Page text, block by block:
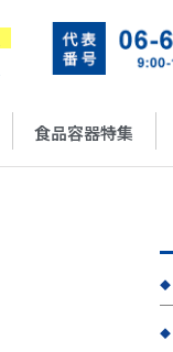
食品容器特集